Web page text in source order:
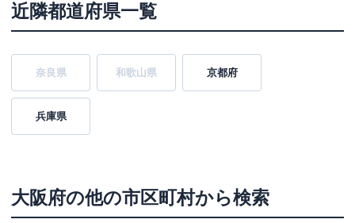
近隣都道府県一覧
奈良県 和歌山県 京都府
兵庫県
大阪府の他の市区町村から検索